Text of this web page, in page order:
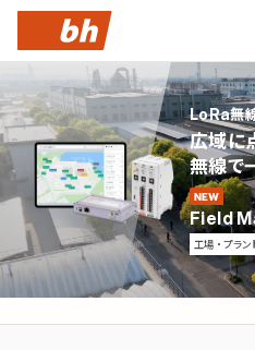
LoRa無
広域に
無線で
Field
工場・プラ